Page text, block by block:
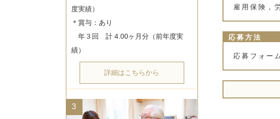
度実績）
＊賞与：あり
年３回　計 4.00ヶ月分（前年度実
詳細はこちらから
3
雇用保険，
応募方法
応募フォー